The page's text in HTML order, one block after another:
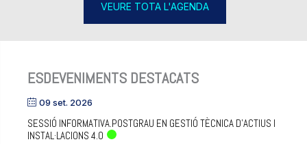
VEURE TOTA L'AGENDA
ESDEVENIMENTS DESTACATS
09 set. 2026
SESSIÓ INFORMATIVA.POSTGRAU EN GESTIÓ TÈCNICA D’ACTIUS I
INSTAL·LACIONS 4.0